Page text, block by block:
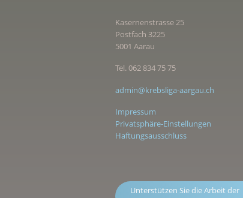
Kasernenstrasse 25
Postfach 3225
5001 Aarau
Tel. 062 834 75 75
admin@krebsliga-aargau.ch
Impressum
Privatsphäre-Einstellungen
Haftungsausschluss
Unterstützen Sie die Arbeit der